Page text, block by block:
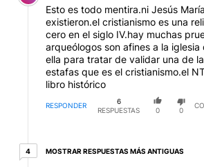
Esto es todo mentira.ni Jesús
existieron.el cristianismo es una
cero en el siglo IV.hay muchas
arqueólogos son afines a la
ella para tratar de validar una de
estafas que es el cristianismo.el
libro histórico
RESPONDER
6
RESPUESTAS
0 0
44 respuestas más antiguas
MOSTRAR RESPUESTAS MÁS ANTIGUAS